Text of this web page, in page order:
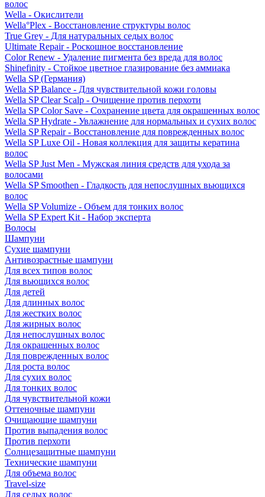
волос
Wella - Окислители
Wella°Plex - Восстановление структуры волос
True Grey - Для натуральных седых волос
Ultimate Repair - Роскошное восстановление
Color Renew - Удаление пигмента без вреда для волос
Shinefinity - Стойкое цветное глазирование без аммиака
Wella SP (Германия)
Wella SP Balance - Для чувствительной кожи головы
Wella SP Clear Scalp - Очищение против перхоти
Wella SP Color Save - Сохранение цвета для окрашенных волос
Wella SP Hydrate - Увлажнение для нормальных и сухих волос
Wella SP Repair - Восстановление для поврежденных волос
Wella SP Luxe Oil - Новая коллекция для защиты кератина
волос
Wella SP Just Men - Мужская линия средств для ухода за
волосами
Wella SP Smoothen - Гладкость для непослушных вьющихся
волос
Wella SP Volumize - Объем для тонких волос
Wella SP Expert Kit - Набор эксперта
Волосы
Шампуни
Сухие шампуни
Антивозрастные шампуни
Для всех типов волос
Для вьющихся волос
Для детей
Для длинных волос
Для жестких волос
Для жирных волос
Для непослушных волос
Для окрашенных волос
Для поврежденных волос
Для роста волос
Для сухих волос
Для тонких волос
Для чувствительной кожи
Оттеночные шампуни
Очищающие шампуни
Против выпадения волос
Против перхоти
Солнцезащитные шампуни
Технические шампуни
Для объема волос
Travel-size
Для седых волос